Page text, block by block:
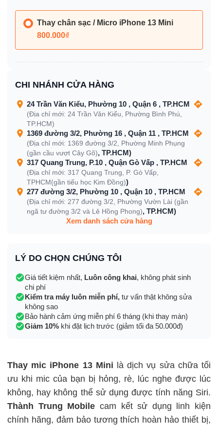
Thay chân sạc / Micro iPhone 13 Mini
800.000₫
CHI NHÁNH CỬA HÀNG
24 Trần Văn Kiểu, Phường 10 , Quận 6 , TP.HCM
(Địa chỉ mới: 24 Trần Văn Kiểu, Phường Bình Phú,
TP.HCM)
1369 đường 3/2, Phường 16 , Quận 11 , TP.HCM
(Địa chỉ mới: 1369 đường 3/2, Phường Minh Phụng
(gần cầu vượt Cây Gõ), TP.HCM)
317 Quang Trung, P.10 , Quận Gò Vấp , TP.HCM
(Địa chỉ mới: 317 Quang Trung, P. Gò Vấp,
TPHCM(gần tiểu học Kim Đồng))
277 đường 3/2, Phường 10 , Quận 10 , TP.HCM
(Địa chỉ mới: 277 đường 3/2, Phường Vườn Lài (gần
ngã tư đường 3/2 và Lê Hồng Phong), TP.HCM)
Xem danh sách cửa hàng
LÝ DO CHỌN CHÚNG TÔI
Giá tiết kiệm nhất, Luôn công khai, không phát sinh
chi phí
Kiểm tra máy luôn miễn phí, tư vấn thật không sửa
không sao
Bảo hành cảm ứng miễn phí 6 tháng (khi thay màn)
Giảm 10% khi đặt lịch trước (giảm tối đa 50.000đ)
Thay mic iPhone 13 Mini là dịch vụ sửa chữa tối
ưu khi mic của bạn bị hỏng, rè, lúc nghe được lúc
không, hay không thể sử dụng được tính năng Siri.
Thành Trung Mobile cam kết sử dụng linh kiện
chính hãng, đảm bảo tương thích hoàn hảo thiết bị,